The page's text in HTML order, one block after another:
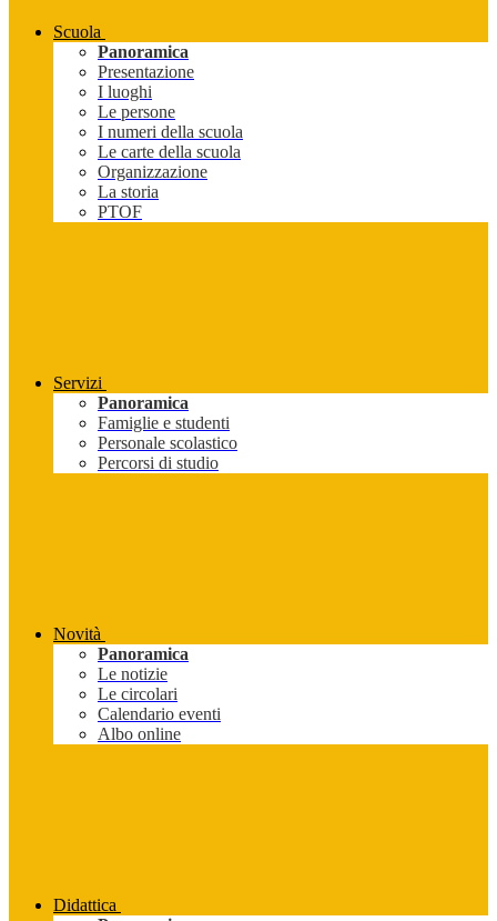
Scuola
Panoramica
Presentazione
I luoghi
Le persone
I numeri della scuola
Le carte della scuola
Organizzazione
La storia
PTOF
Servizi
Panoramica
Famiglie e studenti
Personale scolastico
Percorsi di studio
Novità
Panoramica
Le notizie
Le circolari
Calendario eventi
Albo online
Didattica